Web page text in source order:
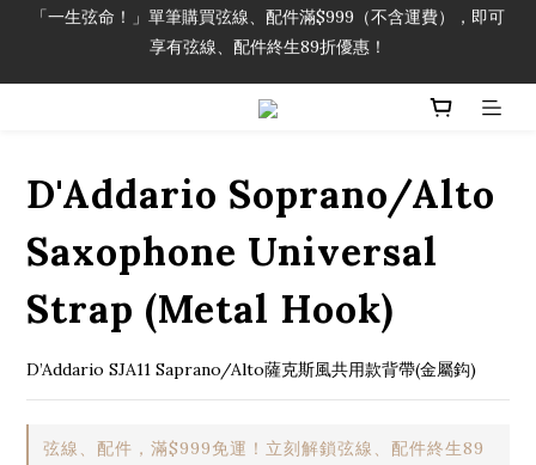
「一生弦命！」單筆購買弦線、配件滿$999（不含運費），即可
享有弦線、配件終生89折優惠！
享有弦線、配件終生89折優惠！
加入會員即領2000元購物金。 加入購物車查看更多折扣！
享有弦線、配件終生89折優惠！
D'Addario Soprano/Alto
Saxophone Universal
Strap (Metal Hook)
D’Addario SJA11 Saprano/Alto薩克斯風共用款背帶(金屬鈎)
弦線、配件，滿$999免運！立刻解鎖弦線、配件終生89